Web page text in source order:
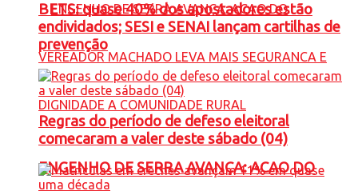
ENGENHO DE SERRA AVANÇA: ACAO DO
BETS: quase 40% dos apostadores estão
endividados; SESI e SENAI lançam cartilhas de
prevenção
Regras do período de defeso eleitoral
comecaram a valer deste sábado (04)